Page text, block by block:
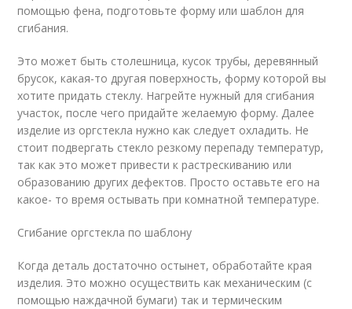
помощью фена, подготовьте форму или шаблон для
сгибания.
Это может быть столешница, кусок трубы, деревянный
брусок, какая-то другая поверхность, форму которой вы
хотите придать стеклу. Нагрейте нужный для сгибания
участок, после чего придайте желаемую форму. Далее
изделие из оргстекла нужно как следует охладить. Не
стоит подвергать стекло резкому перепаду температур,
так как это может привести к растрескиванию или
образованию других дефектов. Просто оставьте его на
какое- то время остывать при комнатной температуре.
Сгибание оргстекла по шаблону
Когда деталь достаточно остынет, обработайте края
изделия. Это можно осуществить как механическим (с
помощью наждачной бумаги) так и термическим